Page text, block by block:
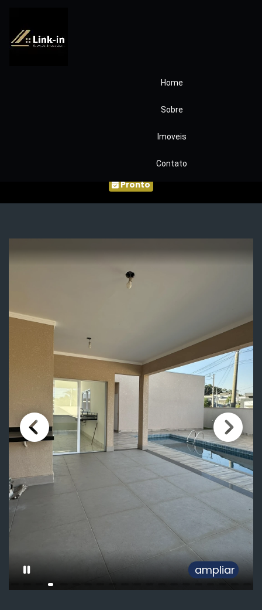
Home
Sobre
Imoveis
Contato
CASA TERREA
CONDOMINIO VILA
REAL COD310
Pronto
ampliar